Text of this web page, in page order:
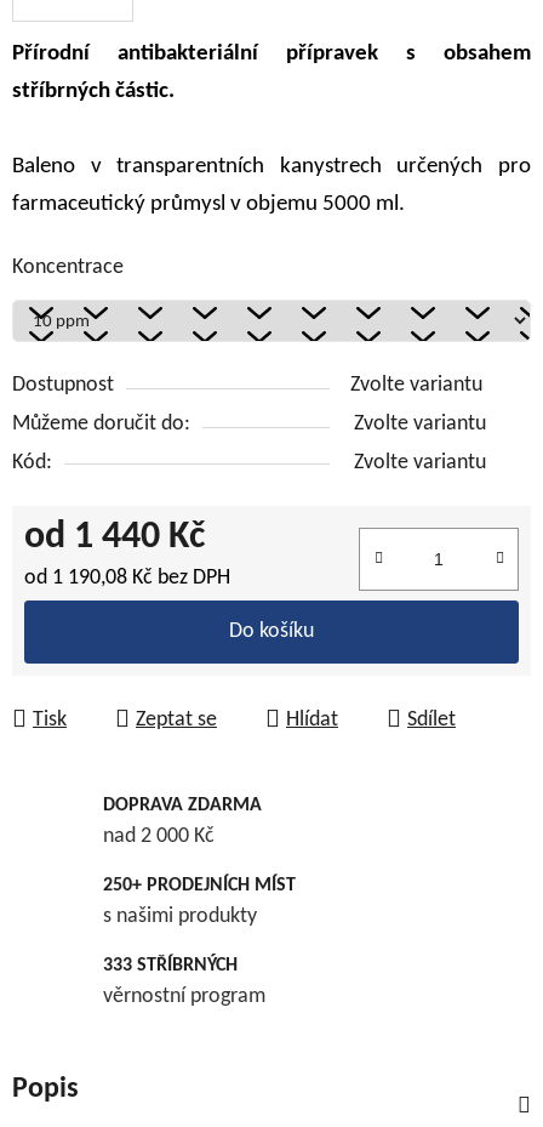
Přírodní antibakteriální přípravek s obsahem
stříbrných částic.
Baleno v transparentních kanystrech určených pro
farmaceutický průmysl v objemu 5000 ml.
Koncentrace
Dostupnost
Zvolte variantu
Můžeme doručit do:
Zvolte variantu
Kód:
Zvolte variantu
od 1 440 Kč
od 1 190,08 Kč bez DPH
Do košíku
Tisk Zeptat se Hlídat Sdílet
DOPRAVA ZDARMA
nad 2 000 Kč
250+ PRODEJNÍCH MÍST
s našimi produkty
333 STŘÍBRNÝCH
věrnostní program
Popis